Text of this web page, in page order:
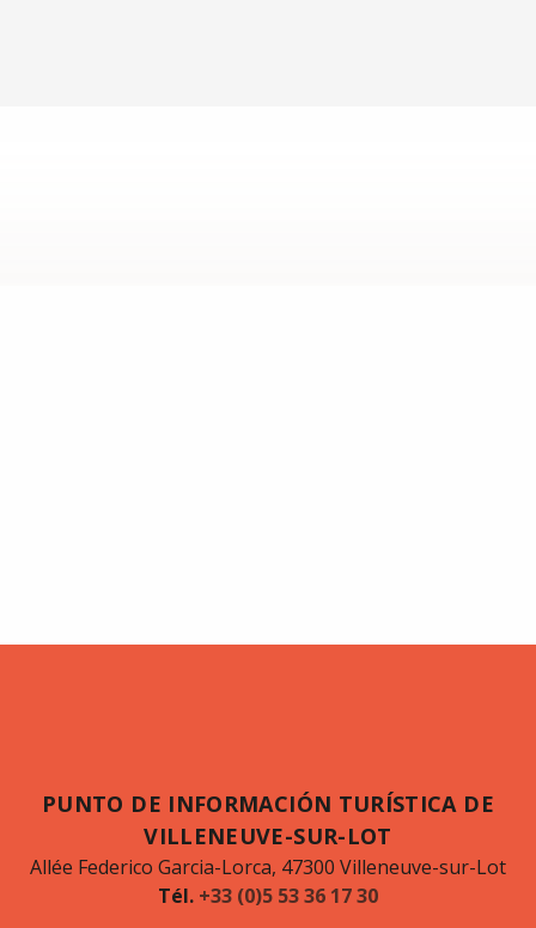
PUNTO DE INFORMACIÓN TURÍSTICA DE
VILLENEUVE-SUR-LOT
Allée Federico Garcia-Lorca, 47300 Villeneuve-sur-Lot
Tél. +33 (0)5 53 36 17 30